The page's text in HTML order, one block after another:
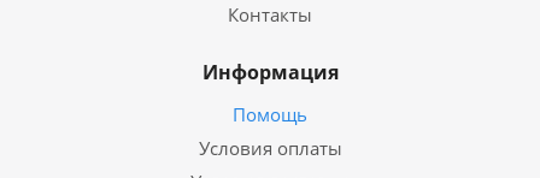
Контакты
Информация
Помощь
Условия оплаты